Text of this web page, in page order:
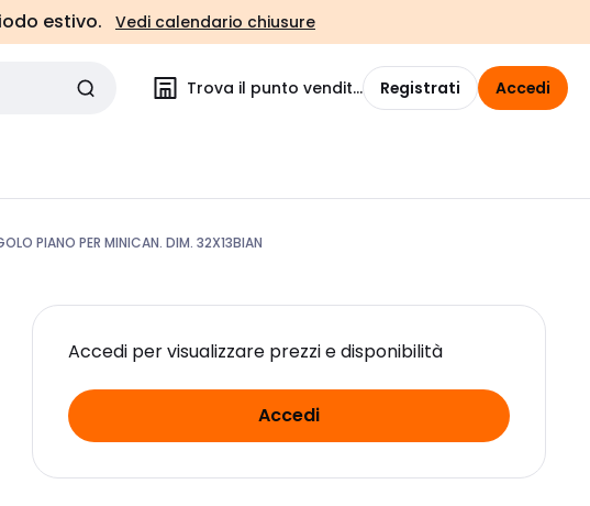
estivo. Vedi calendario chiusure
Trova il punto vendita Registrati Accedi
PIANO PER MINICAN. DIM. 32X13BIAN
Accedi per visualizzare prezzi e disponibilità
Accedi